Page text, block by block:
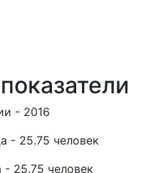
- 2016
- 25.75 человек
- 25.75 человек